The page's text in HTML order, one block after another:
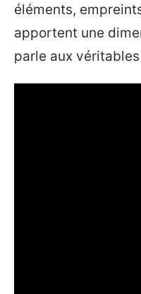
éléments,
apportent une
parle aux